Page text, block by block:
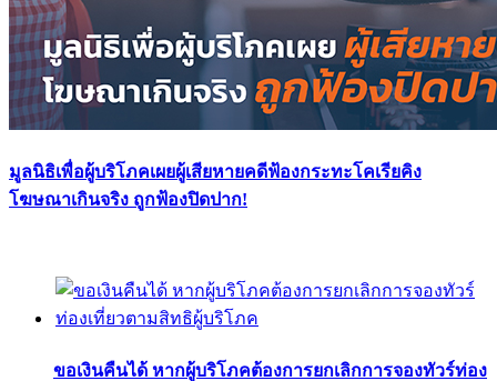
มูลนิธิเพื่อผู้บริโภคเผยผู้เสียหายคดีฟ้องกระทะโคเรียคิง
โฆษณาเกินจริง ถูกฟ้องปิดปาก!
ขอเงินคืนได้ หากผู้บริโภคต้องการยกเลิกการจองทัวร์ท่อง